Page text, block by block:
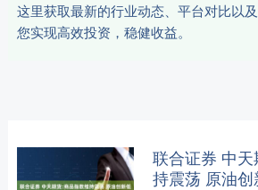
这里获取最新的行业动态、平台对比以
您实现高效投资，稳健收益。
联合证券 中
持震荡 原油创